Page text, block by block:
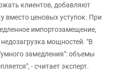
клиентов, добавляют
вместо ценовых уступок. При
импортозамещение,
мощностей. "В
замедления": объемы
- считает эксперт.